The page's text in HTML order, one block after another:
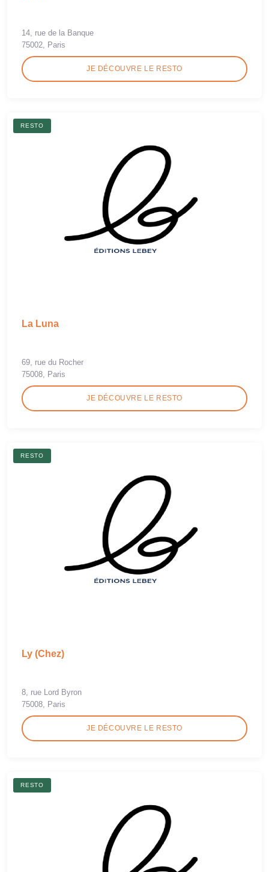
14, rue de la Banque
75002, Paris
JE DÉCOUVRE LE RESTO
RESTO
La Luna
69, rue du Rocher
75008, Paris
JE DÉCOUVRE LE RESTO
RESTO
Ly (Chez)
8, rue Lord Byron
75008, Paris
JE DÉCOUVRE LE RESTO
RESTO